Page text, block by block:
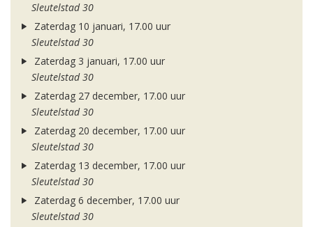
Sleutelstad 30
Zaterdag 10 januari, 17.00 uur
Sleutelstad 30
Zaterdag 3 januari, 17.00 uur
Sleutelstad 30
Zaterdag 27 december, 17.00 uur
Sleutelstad 30
Zaterdag 20 december, 17.00 uur
Sleutelstad 30
Zaterdag 13 december, 17.00 uur
Sleutelstad 30
Zaterdag 6 december, 17.00 uur
Sleutelstad 30